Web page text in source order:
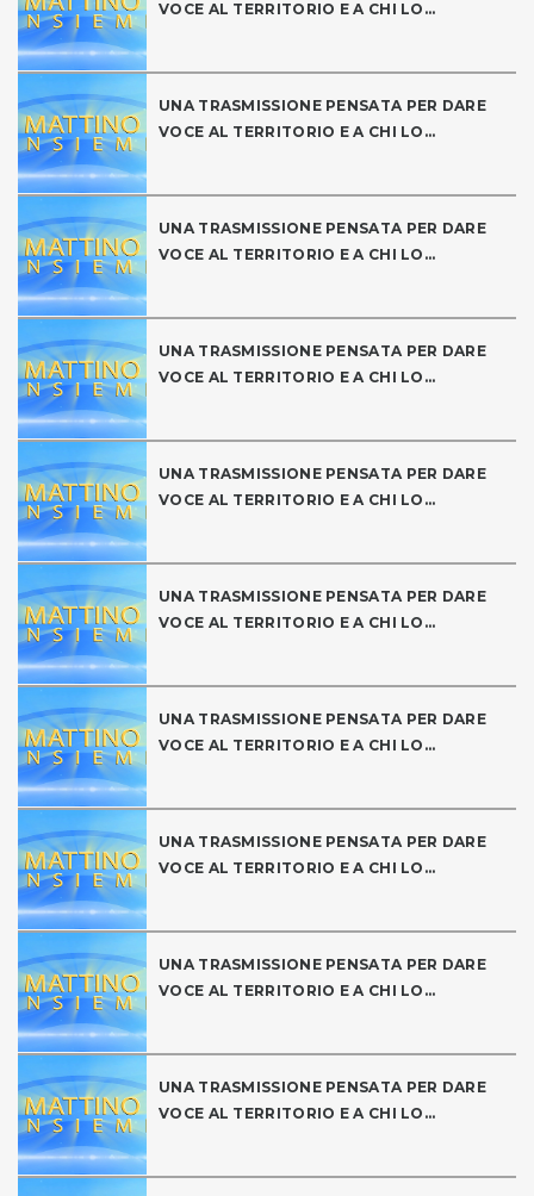
VOCE AL TERRITORIO E A CHI LO...
UNA TRASMISSIONE PENSATA PER DARE
VOCE AL TERRITORIO E A CHI LO...
UNA TRASMISSIONE PENSATA PER DARE
VOCE AL TERRITORIO E A CHI LO...
UNA TRASMISSIONE PENSATA PER DARE
VOCE AL TERRITORIO E A CHI LO...
UNA TRASMISSIONE PENSATA PER DARE
VOCE AL TERRITORIO E A CHI LO...
UNA TRASMISSIONE PENSATA PER DARE
VOCE AL TERRITORIO E A CHI LO...
UNA TRASMISSIONE PENSATA PER DARE
VOCE AL TERRITORIO E A CHI LO...
UNA TRASMISSIONE PENSATA PER DARE
VOCE AL TERRITORIO E A CHI LO...
UNA TRASMISSIONE PENSATA PER DARE
VOCE AL TERRITORIO E A CHI LO...
UNA TRASMISSIONE PENSATA PER DARE
VOCE AL TERRITORIO E A CHI LO...